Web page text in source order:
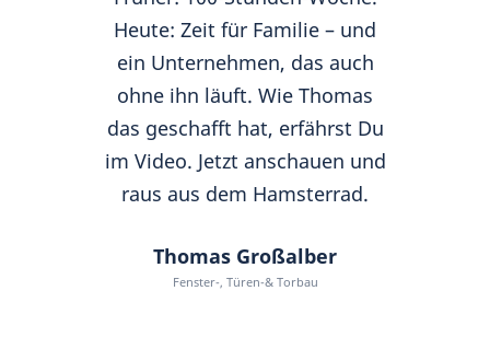
Heute: Zeit für Familie – und
ein Unternehmen, das auch
ohne ihn läuft. Wie Thomas
das geschafft hat, erfährst Du
im Video. Jetzt anschauen und
raus aus dem Hamsterrad.
Thomas Großalber
Fenster-, Türen-& Torbau